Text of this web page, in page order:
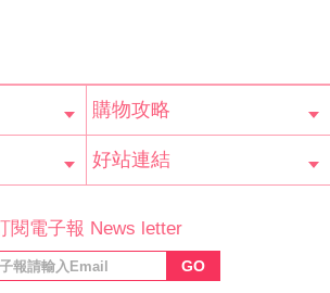
購物攻略
常見問題
購物說明
訂單查詢
好站連結
福利協會
絲專頁
閱電子報 News letter
GO